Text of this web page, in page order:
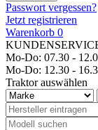
Passwort vergessen?
Jetzt registrieren
Warenkorb 0
Mo-Do: 07.30 -
Mo-Do: 12.30 -
Traktor auswählen